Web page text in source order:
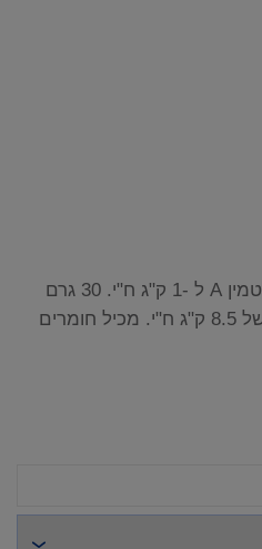
מינון נגזר לפי 6,588 יחב"ל ויטמין A ל -1 ק"ג ח"י. 30 גרם
פרמיקס במנת עגלות יומית של 8.5 ק"ג ח"י. מכיל חומרים